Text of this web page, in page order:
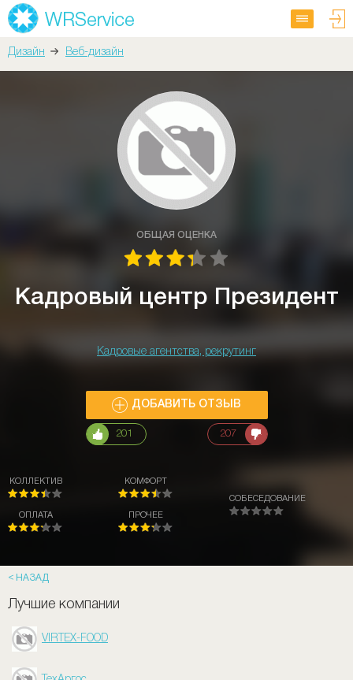
Дизайн Веб-дизайн
ОБЩАЯ ОЦЕНКА
Кадровый центр Президент
Кадровые агентства, рекрутинг
ДОБАВИТЬ ОТЗЫВ
201 207
КОЛЛЕКТИВ
ОПЛАТА
КОМФОРТ
ПРОЧЕЕ
СОБЕСЕДОВАНИЕ
НАЗАД
Лучшие компании
VIRTEX-FOOD